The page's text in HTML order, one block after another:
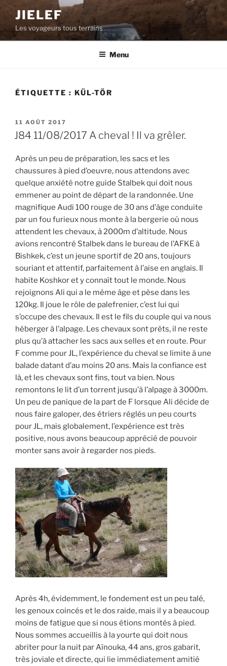
Aller
contenu
principal
JIELEF
Les voyageurs tous terrains
Menu
ÉTIQUETTE : KÜL-TÖR
PUBLIÉ
LE
11 AOÛT 2017
J84 11/08/2017 A cheval ! Il va grêler.
Après un peu de préparation, les sacs et les
chaussures à pied d’oeuvre, nous attendons avec
quelque anxiété notre guide Stalbek qui doit nous
emmener au point de départ de la randonnée. Une
magnifique Audi 100 rouge de 30 ans d’âge conduite
par un fou furieux nous monte à la bergerie où nous
attendent les chevaux, à 2000m d’altitude. Nous
avions rencontré Stalbek dans le bureau de l’AFKE à
Bishkek, c’est un jeune sportif de 20 ans, toujours
souriant et attentif, parfaitement à l’aise en anglais. Il
habite Koshkor et y connaît tout le monde. Nous
rejoignons Ali qui a le même âge et pèse dans les
120kg. Il joue le rôle de palefrenier, c’est lui qui
s’occupe des chevaux. Il est le fils du couple qui va nous
héberger à l’alpage. Les chevaux sont prêts, il ne reste
plus qu’à attacher les sacs aux selles et en route. Pour
F comme pour JL, l’expérience du cheval se limite à une
balade datant d’au moins 20 ans. Mais la confiance est
là, et les chevaux sont fins, tout va bien. Nous
remontons le lit d’un torrent jusqu’à l’alpage à 3000m.
Un peu de panique de la part de F lorsque Ali décide de
nous faire galoper, des étriers réglés un peu courts
pour JL, mais globalement, l’expérience est très
positive, nous avons beaucoup apprécié de pouvoir
monter sans avoir à regarder nos pieds.
Après 4h, évidemment, le fondement est un peu talé,
les genoux coincés et le dos raide, mais il y a beaucoup
moins de fatigue que si nous étions montés à pied.
Nous sommes accueillis à la yourte qui doit nous
abriter pour la nuit par Aïnouka, 44 ans, gros gabarit,
très joviale et directe, qui lie immédiatement amitié